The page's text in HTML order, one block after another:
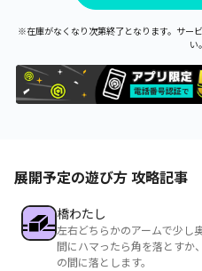
※在庫がなくなり次第終了となります。サー
い。
展開予定の遊び方 攻略記事
橋わたし
左右どちらかのアームで少し
間にハマったら角を落とすか
の間に落とします。